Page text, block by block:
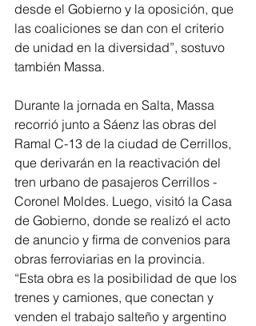
desde el Gobierno y la oposición, que
las coaliciones se dan con el criterio
de unidad en la diversidad”, sostuvo
también Massa.
Durante la jornada en Salta, Massa
recorrió junto a Sáenz las obras del
Ramal C-13 de la ciudad de Cerrillos,
que derivarán en la reactivación del
tren urbano de pasajeros Cerrillos -
Coronel Moldes. Luego, visitó la Casa
de Gobierno, donde se realizó el acto
de anuncio y firma de convenios para
obras ferroviarias en la provincia.
“Esta obra es la posibilidad de que los
trenes y camiones, que conectan y
venden el trabajo salteño y argentino